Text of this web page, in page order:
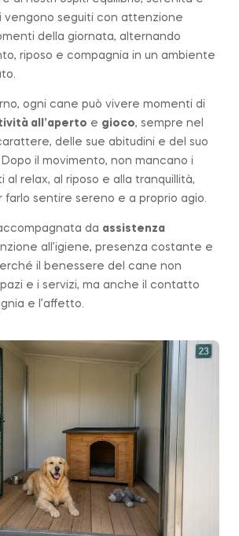
vengono seguiti con attenzione
della giornata, alternando
riposo e compagnia in un ambiente
ogni cane può vivere momenti di
all’aperto e gioco, sempre nel
delle sue abitudini e del suo
il movimento, non mancano i
relax, al riposo e alla tranquillità,
sentire sereno e a proprio agio.
da assistenza
all’igiene, presenza costante e
il benessere del cane non
e i servizi, ma anche il contatto
e l’affetto.